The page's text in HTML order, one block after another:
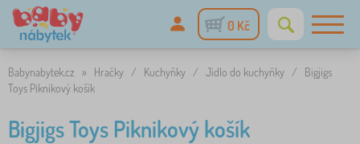
0 Kč
Babynabytek.cz » Hračky / Kuchyňky / Jídlo do kuchyňky /
Bigjigs
Toys Piknikový košík
Bigjigs Toys Piknikový košík